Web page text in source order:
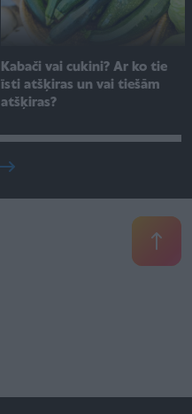
Kabači vai cukini? Ar ko tie
īsti atšķiras un vai tiešām
atšķiras?